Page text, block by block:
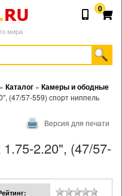
мира
0
» Каталог » Камеры и ободные
(47/57-559) спорт ниппель
Версия для печати